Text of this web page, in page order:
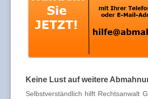
Keine Lust auf weitere
Selbstverständlich hilft Rechtsanwalt